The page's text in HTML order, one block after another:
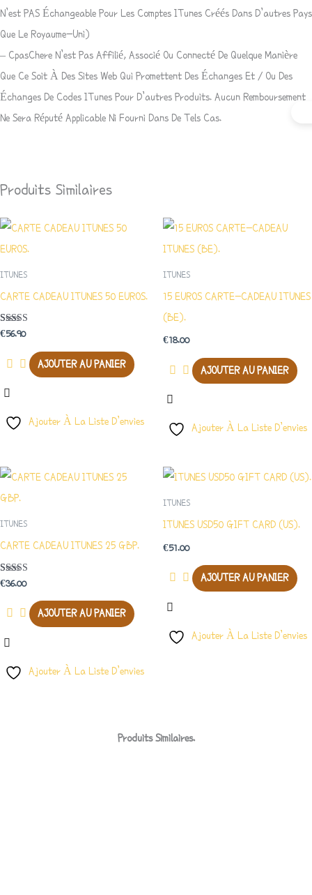
N’est PAS Échangeable Pour Les Comptes ITunes Créés Dans D’autres Pays
Que Le Royaume-Uni)
– CpasChere N’est Pas Affilié, Associé Ou Connecté De Quelque Manière
Que Ce Soit À Des Sites Web Qui Promettent Des Échanges Et / Ou Des
Échanges De Codes ITunes Pour D’autres Produits. Aucun Remboursement
Ne Sera Réputé Applicable Ni Fourni Dans De Tels Cas.
Produits Similaires
ITUNES
CARTE CADEAU ITUNES 50 EUROS.
Note
€56.90
AJOUTER AU PANIER
Ajouter À La Liste D’envies
ITUNES
15 EUROS CARTE-CADEAU ITUNES
(BE).
€18.00
AJOUTER AU PANIER
Ajouter À La Liste D’envies
ITUNES
CARTE CADEAU ITUNES 25 GBP.
Note
€36.00
AJOUTER AU PANIER
Ajouter À La Liste D’envies
ITUNES
ITUNES USD50 GIFT CARD (US).
€51.00
AJOUTER AU PANIER
Ajouter À La Liste D’envies
Produits Similaires.